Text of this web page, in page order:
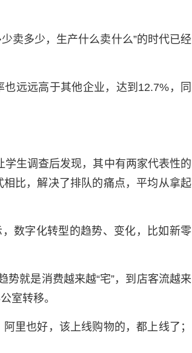
卖多少，生产什么卖什么”的时代已经
远远高于其他企业，达到12.7%，同
生调查后发现，其中有两家代表性的
比，解决了排队的痛点，平均从拿起
数字化转型的趋势、变化，比如新零
势就是消费越来越“宅”，到店客流越来
室转移。
里也好，该上线购物的，都上线了；